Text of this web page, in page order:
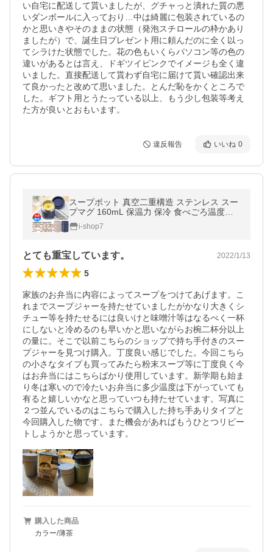
い自宅に配送して貰いましたが、グチャっと潰れた質の悪
いダンボールに入っており…中は綺麗に包装されているの
かと思いきやそのままの状態（発泡スチロールの枠かあり
ましたが）で、誕生日プレゼント用に頼んだのに全く以っ
てシラけた状態でした。花の色もいくらパソコン等の色の
違いがあるとは言え、ドギツイピンクでイメージも全く違
いました。直接配送して貰わず自宅に届けて貰い確認出来
て良かったと改めて思いました。とんだ恥をかくところで
した。ギフト用とうたっている以上、もう少し包装等考え
た方が良いとおもいます。
違反報告 いいね 0
スープポット 真空二重構造 ステンレス スー
プマグ 160mL 保温力 保冷 食べごろ温度キ
ープ ミニポット お弁当 ランチ おしゃれ ギ
フト N◇ スープポット
i-shop7
とても重宝しています。 2022/1/13
5
家族のお弁当に内容によってスープをつけてあげます。こ
れまでスープジャーを持たせていましたがかなり大きくシ
チュー等を持たせるには良いけと味噌汁等はなるべく一杯
にしないと冷めるのも早いかと思いながらお椀二杯分以上
の量に。そこで以前こちらのショップで持ち手付きのスー
プジャーを見つけ購入。丁度良い感じでした。今回こちら
の小さなタイプも買ってみたら粉末スープ等に丁度良く今
はお弁当にはこちらばかり使用しています。新学期も始ま
り冬は寒いので冷たいお弁当に多少温度は下がっていても
有ると嬉しいかなと思っていつも持たせています。写真に
２つ並んでいるのはこちらで購入した持ち手ありタイプと
今回購入した物です。また機会があればもうひとつリピー
トしようかと思っています。
購入した商品
カラー/薄茶